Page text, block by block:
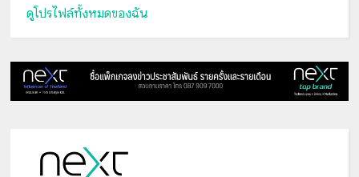
ดูโปรไฟล์ทั้งหมดของฉัน